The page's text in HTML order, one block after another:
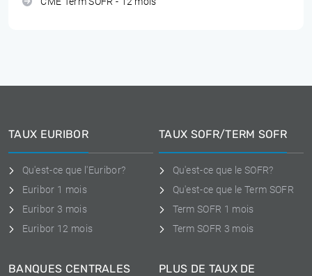
TAUX EURIBOR
Qu'est-ce que l'Euribor?
Euribor 1 mois
Euribor 3 mois
Euribor 12 mois
TAUX SOFR/TERM SOFR
Qu'est-ce que le SOFR?
Qu'est-ce que le Term SOFR
Term SOFR 1 mois
Term SOFR 3 mois
BANQUES CENTRALES
PLUS DE TAUX DE